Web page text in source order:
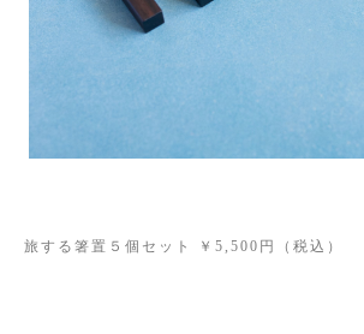
旅する箸置５個セット ￥5,500円（税込）